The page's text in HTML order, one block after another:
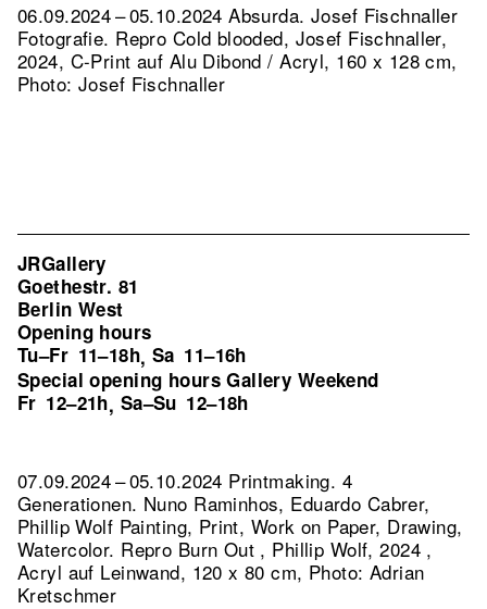
06.09.2024 – 05.10.2024 Absurda. Josef Fischnaller
Fotografie. Repro Cold blooded, Josef Fischnaller,
2024, C-Print auf Alu Dibond / Acryl, 160 x 128 cm,
Photo: Josef Fischnaller
JRGallery
Goethestr. 81
Berlin West
Opening hours
Tu–Fr 11–18h, Sa 11–16h
Special opening hours Gallery Weekend
Fr 12–21h, Sa–Su 12–18h
07.09.2024 – 05.10.2024 Printmaking. 4
Generationen. Nuno Raminhos, Eduardo Cabrer,
Phillip Wolf Painting, Print, Work on Paper, Drawing,
Watercolor. Repro Burn Out , Phillip Wolf, 2024 ,
Acryl auf Leinwand, 120 x 80 cm, Photo: Adrian
Kretschmer